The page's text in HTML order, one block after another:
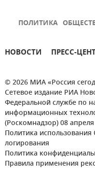
ПОЛИТИКА
НОВОСТИ ПРЕСС-
© 2026 МИА «Россия
Сетевое издание РИА
Федеральной службе по
информационных
(Роскомнадзор) 08 апреля
Политика использования
логирования
Политика
Правила применения